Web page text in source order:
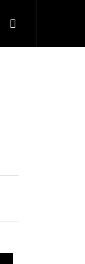
Nákupní